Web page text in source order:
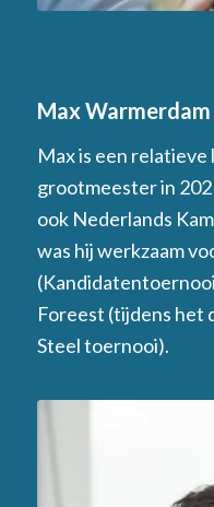
Max Warmerdam
Max is een
grootmeester in
ook Nederlands
was hij werkzaam
Foreest (tijdens het
Steel toernooi).